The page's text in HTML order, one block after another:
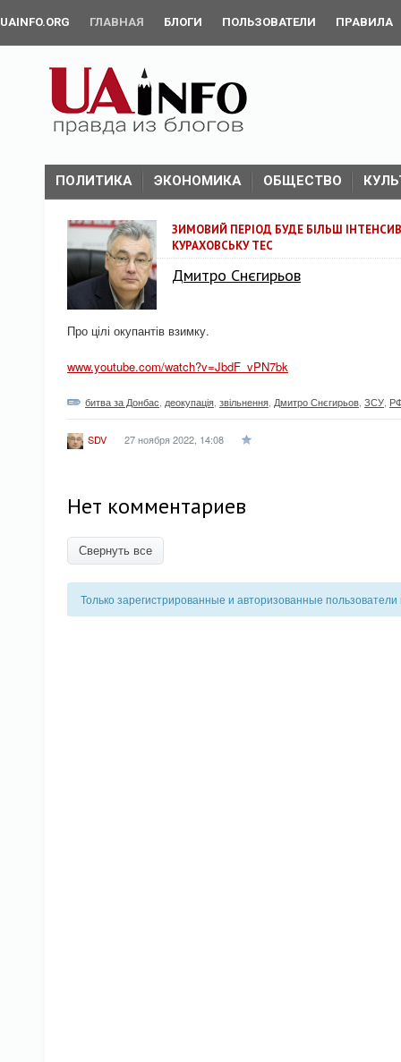
UAINFO.ORG ГЛАВНАЯ БЛОГИ ПОЛЬЗОВАТЕЛИ ПРАВИЛА
ПОЛИТИКА ЭКОНОМИКА ОБЩЕСТВО
ЗИМОВИЙ ПЕРІОД БУДЕ БІЛЬШ
КУРАХОВСЬКУ ТЕС
Дмитро Снєгирьов
Про цілі окупантів взимку.
www.youtube.com/watch?v=JbdF_vPN7bk
битва за Донбас деокупація звільнення Дмитро Снєгирьов ЗСУ
SDV 27 ноября 2022, 14:08
Нет комментариев
Свернуть все
Только зарегистрированные и авторизованные